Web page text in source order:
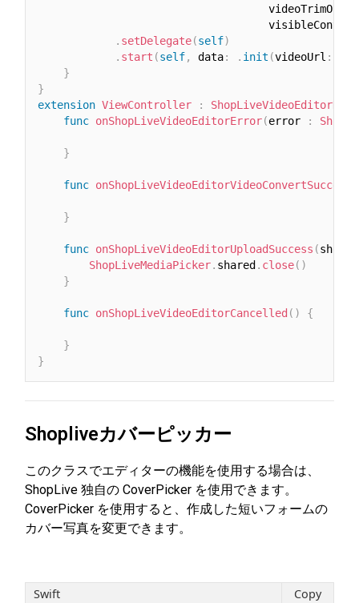
. setDelegate(self)
. start (self, data: . init (videoUrl :
}
}
extension ViewController :
func onShopLiveVideoEditorError(error :
}
func onShopLiveVideoEditorVideoConvertSuccess
}
func onShopLiveVideoEditorUploadSuccess (
ShopLiveMediaPicker. shared . close( )
}
func onShopLiveVideoEditorCancelled ( ) {
}
}
Shopliveカバーピッカー
このクラスでエディターの機能を使用する場合は、
ShopLive 独自の CoverPicker を使用できます。
CoverPicker を使用すると、作成した短いフォームの
カバー写真を変更できます。
Swift Copy